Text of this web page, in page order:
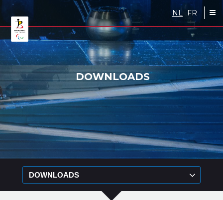
Skip to main content
NL FR
DOWNLOADS